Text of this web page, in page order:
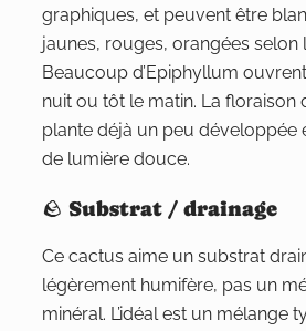
graphiques, et peuvent être
jaunes, rouges, orangées selon
Beaucoup d’Epiphyllum
nuit ou tôt le matin. La floraison
plante déjà un peu développée
de lumière douce.
🪨 Substrat / drainage
Ce cactus aime un substrat
légèrement humifère, pas un
minéral. L’idéal est un mélange